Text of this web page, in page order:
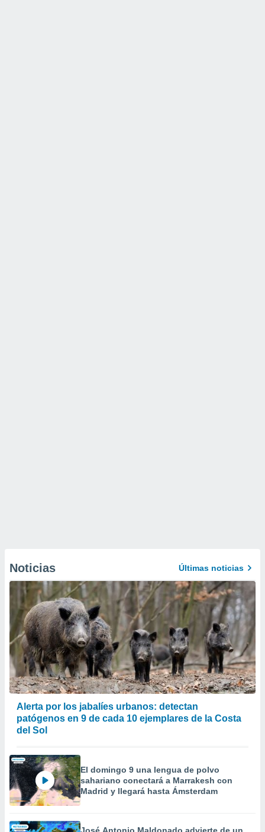
Noticias Últimas noticias
Alerta por los jabalíes urbanos: detectan
patógenos en 9 de cada 10 ejemplares de la Costa
del Sol
El domingo 9 una lengua de polvo
sahariano conectará a Marrakesh con
Madrid y llegará hasta Ámsterdam